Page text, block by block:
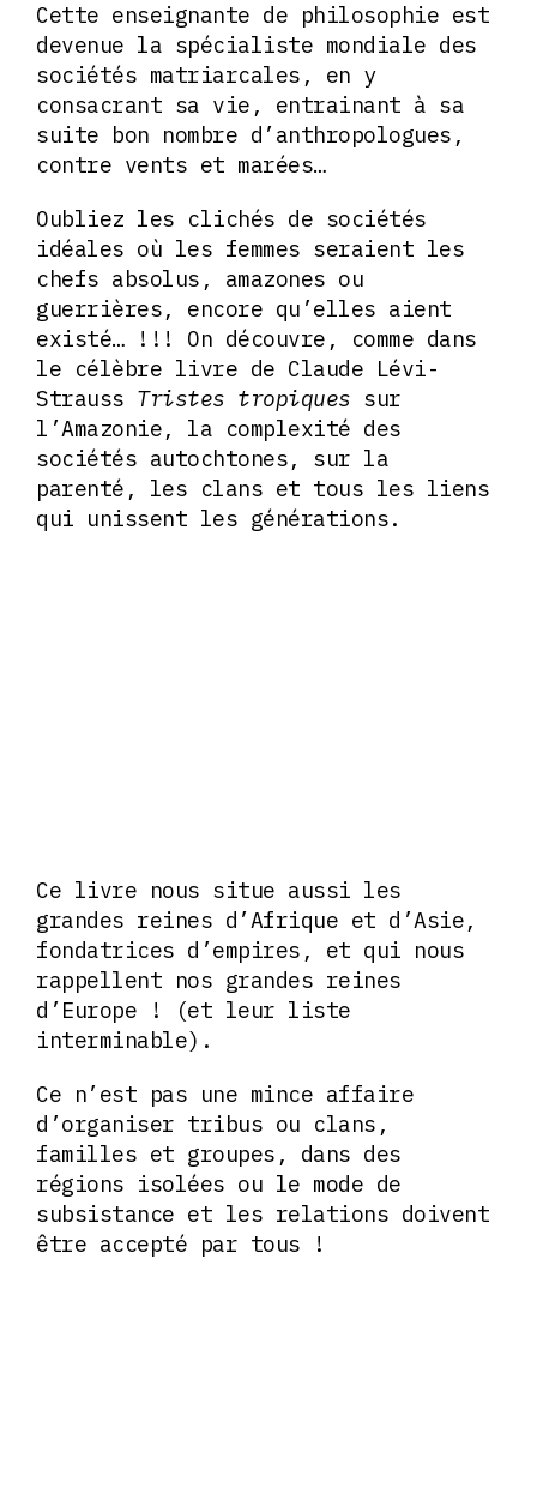
Cette enseignante de philosophie est
devenue la spécialiste mondiale des
sociétés matriarcales, en y
consacrant sa vie, entrainant à sa
suite bon nombre d’anthropologues,
contre vents et marées…
Oubliez les clichés de sociétés
idéales où les femmes seraient les
chefs absolus, amazones ou
guerrières, encore qu’elles aient
existé… !!! On découvre, comme dans
le célèbre livre de Claude Lévi-
Strauss Tristes tropiques sur
l’Amazonie, la complexité des
sociétés autochtones, sur la
parenté, les clans et tous les liens
qui unissent les générations.
Ce livre nous situe aussi les
grandes reines d’Afrique et d’Asie,
fondatrices d’empires, et qui nous
rappellent nos grandes reines
d’Europe ! (et leur liste
interminable).
Ce n’est pas une mince affaire
d’organiser tribus ou clans,
familles et groupes, dans des
régions isolées ou le mode de
subsistance et les relations doivent
être accepté par tous !